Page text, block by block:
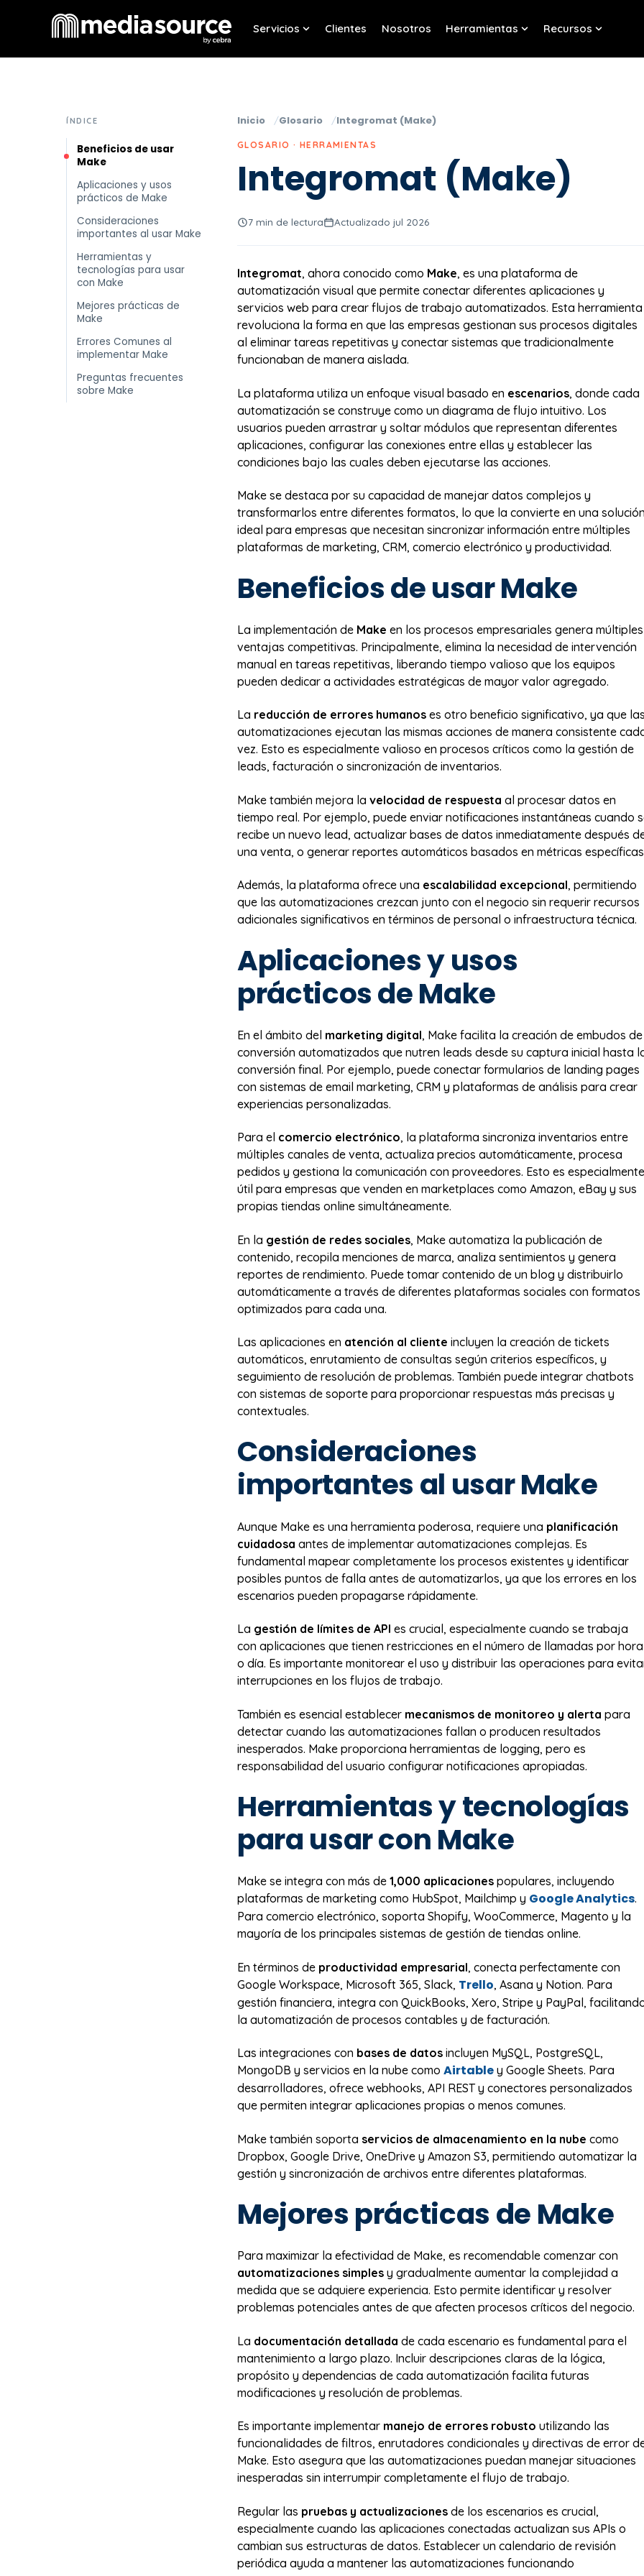
Servicios
Show submenu for Servicios
Clientes Nosotros Herramientas
Show submenu for
Recursos
ÍNDICE
Beneficios de usar
Make
Aplicaciones y usos
prácticos de Make
Consideraciones
importantes al usar Make
Herramientas y
tecnologías para usar
con Make
Mejores prácticas de
Make
Errores Comunes al
implementar Make
Preguntas frecuentes
sobre Make
Inicio Glosario Integromat (Make)
GLOSARIO · HERRAMIENTAS
Integromat (Make)
7 min de lectura Actualizado jul 2026
Integromat, ahora conocido como Make, es una plataforma de
automatización visual que permite conectar diferentes aplicaciones y
servicios web para crear flujos de trabajo automatizados. Esta herramienta
revoluciona la forma en que las empresas gestionan sus procesos digitales
al eliminar tareas repetitivas y conectar sistemas que tradicionalmente
funcionaban de manera aislada.
La plataforma utiliza un enfoque visual basado en escenarios, donde cada
automatización se construye como un diagrama de flujo intuitivo. Los
usuarios pueden arrastrar y soltar módulos que representan diferentes
aplicaciones, configurar las conexiones entre ellas y establecer las
condiciones bajo las cuales deben ejecutarse las acciones.
Make se destaca por su capacidad de manejar datos complejos y
transformarlos entre diferentes formatos, lo que la convierte en una solución
ideal para empresas que necesitan sincronizar información entre múltiples
plataformas de marketing, CRM, comercio electrónico y productividad.
Beneficios de usar Make
La implementación de Make en los procesos empresariales genera múltiples
ventajas competitivas. Principalmente, elimina la necesidad de intervención
manual en tareas repetitivas, liberando tiempo valioso que los equipos
pueden dedicar a actividades estratégicas de mayor valor agregado.
La reducción de errores humanos es otro beneficio significativo, ya que las
automatizaciones ejecutan las mismas acciones de manera consistente
vez. Esto es especialmente valioso en procesos críticos como la gestión de
leads, facturación o sincronización de inventarios.
Make también mejora la velocidad de respuesta al procesar datos en
tiempo real. Por ejemplo, puede enviar notificaciones instantáneas cuando
recibe un nuevo lead, actualizar bases de datos inmediatamente después
una venta, o generar reportes automáticos basados en métricas
Además, la plataforma ofrece una escalabilidad excepcional, permitiendo
que las automatizaciones crezcan junto con el negocio sin requerir recursos
adicionales significativos en términos de personal o infraestructura técnica.
Aplicaciones y usos
prácticos de Make
En el ámbito del marketing digital, Make facilita la creación de embudos de
conversión automatizados que nutren leads desde su captura inicial hasta
conversión final. Por ejemplo, puede conectar formularios de landing pages
con sistemas de email marketing, CRM y plataformas de análisis para crear
experiencias personalizadas.
Para el comercio electrónico, la plataforma sincroniza inventarios entre
múltiples canales de venta, actualiza precios automáticamente, procesa
pedidos y gestiona la comunicación con proveedores. Esto es especialmente
útil para empresas que venden en marketplaces como Amazon, eBay y sus
propias tiendas online simultáneamente.
En la gestión de redes sociales, Make automatiza la publicación de
contenido, recopila menciones de marca, analiza sentimientos y genera
reportes de rendimiento. Puede tomar contenido de un blog y distribuirlo
automáticamente a través de diferentes plataformas sociales con formatos
optimizados para cada una.
Las aplicaciones en atención al cliente incluyen la creación de tickets
automáticos, enrutamiento de consultas según criterios específicos, y
seguimiento de resolución de problemas. También puede integrar chatbots
con sistemas de soporte para proporcionar respuestas más precisas y
contextuales.
Consideraciones
importantes al usar Make
Aunque Make es una herramienta poderosa, requiere una planificación
cuidadosa antes de implementar automatizaciones complejas. Es
fundamental mapear completamente los procesos existentes y identificar
posibles puntos de falla antes de automatizarlos, ya que los errores en los
escenarios pueden propagarse rápidamente.
La gestión de límites de API es crucial, especialmente cuando se trabaja
con aplicaciones que tienen restricciones en el número de llamadas por hora
o día. Es importante monitorear el uso y distribuir las operaciones para
interrupciones en los flujos de trabajo.
También es esencial establecer mecanismos de monitoreo y alerta para
detectar cuando las automatizaciones fallan o producen resultados
inesperados. Make proporciona herramientas de logging, pero es
responsabilidad del usuario configurar notificaciones apropiadas.
Herramientas y tecnologías
para usar con Make
Make se integra con más de 1,000 aplicaciones populares, incluyendo
plataformas de marketing como HubSpot, Mailchimp y Google Analytics.
Para comercio electrónico, soporta Shopify, WooCommerce, Magento y la
mayoría de los principales sistemas de gestión de tiendas online.
En términos de productividad empresarial, conecta perfectamente con
Google Workspace, Microsoft 365, Slack, Trello, Asana y Notion. Para
gestión financiera, integra con QuickBooks, Xero, Stripe y PayPal,
la automatización de procesos contables y de facturación.
Las integraciones con bases de datos incluyen MySQL, PostgreSQL,
MongoDB y servicios en la nube como Airtable y Google Sheets. Para
desarrolladores, ofrece webhooks, API REST y conectores personalizados
que permiten integrar aplicaciones propias o menos comunes.
Make también soporta servicios de almacenamiento en la nube como
Dropbox, Google Drive, OneDrive y Amazon S3, permitiendo automatizar la
gestión y sincronización de archivos entre diferentes plataformas.
Mejores prácticas de Make
Para maximizar la efectividad de Make, es recomendable comenzar con
automatizaciones simples y gradualmente aumentar la complejidad a
medida que se adquiere experiencia. Esto permite identificar y resolver
problemas potenciales antes de que afecten procesos críticos del negocio.
La documentación detallada de cada escenario es fundamental para el
mantenimiento a largo plazo. Incluir descripciones claras de la lógica,
propósito y dependencias de cada automatización facilita futuras
modificaciones y resolución de problemas.
Es importante implementar manejo de errores robusto utilizando las
funcionalidades de filtros, enrutadores condicionales y directivas de error
Make. Esto asegura que las automatizaciones puedan manejar situaciones
inesperadas sin interrumpir completamente el flujo de trabajo.
Regular las pruebas y actualizaciones de los escenarios es crucial,
especialmente cuando las aplicaciones conectadas actualizan sus APIs o
cambian sus estructuras de datos. Establecer un calendario de revisión
periódica ayuda a mantener las automatizaciones funcionando